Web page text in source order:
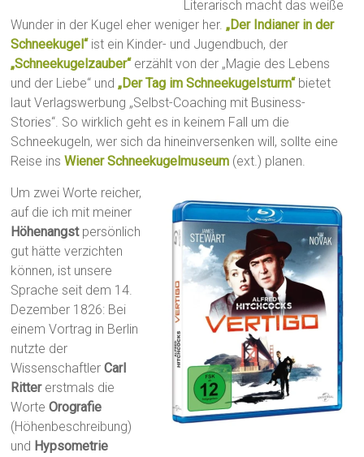
Literarisch macht das weiße
Wunder in der Kugel eher weniger her.„Der Indianer in der
Schneekugel“ ist ein Kinder- und Jugendbuch, der
„Schneekugelzauber“ erzählt von der „Magie des Lebens
und der Liebe“ und„Der Tag im Schneekugelsturm“ bietet
laut Verlagswerbung „Selbst-Coaching mit Business-
Stories“. So wirklich geht es in keinem Fall um die
Schneekugeln, wer sich da hineinversenken will, sollte eine
Reise insWiener Schneekugelmuseum (ext.) planen.
Um zwei Worte reicher,
auf die ich mit meiner
Höhenangstpersönlich
gut hätte verzichten
können, ist unsere
Sprache seit dem 14.
Dezember 1826: Bei
einem Vortrag in Berlin
nutzte der
WissenschaftlerCarl
Rittererstmals die
WorteOrografie
(Höhenbeschreibung)
und Hypsometrie